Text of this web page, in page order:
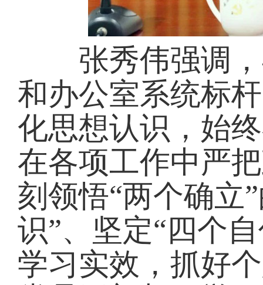
张秀伟强调，
和办公室系统标
化思想认识，始
在各项工作中严
刻领悟“两个确立
识”、坚定“四个
学习实效，抓好